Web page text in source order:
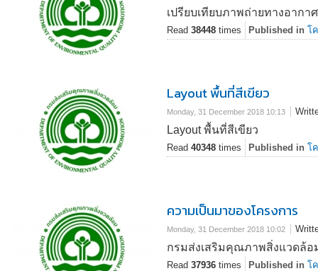
เปรียบเทียบภาพถ่ายทางอาก
Read 38448 times Published in โ
Layout พื้นที่สีเขียว
Monday, 31 December 2018 10:13
Layout พื้นที่สีเขียว
Read 40348 times Published in โ
ความเป็นมาของโครงการ
Monday, 31 December 2018 10:02
กรมส่งเสริมคุณภาพสิ่งแวดล้
Read 37936 times Published in โ